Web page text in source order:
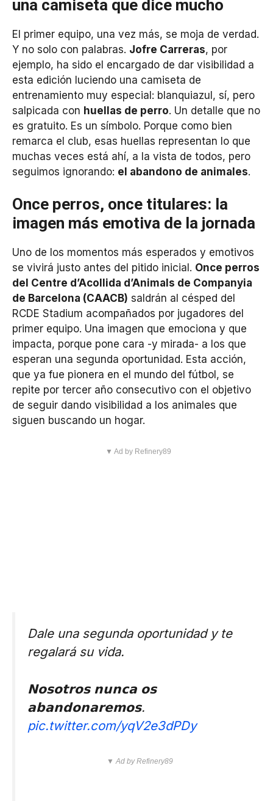
una camiseta que dice mucho
El primer equipo, una vez más, se moja de verdad.
Y no solo con palabras. Jofre Carreras, por
ejemplo, ha sido el encargado de dar visibilidad a
esta edición luciendo una camiseta de
entrenamiento muy especial: blanquiazul, sí, pero
salpicada con huellas de perro. Un detalle que no
es gratuito. Es un símbolo. Porque como bien
remarca el club, esas huellas representan lo que
muchas veces está ahí, a la vista de todos, pero
seguimos ignorando: el abandono de animales.
Once perros, once titulares: la
imagen más emotiva de la jornada
Uno de los momentos más esperados y emotivos
se vivirá justo antes del pitido inicial. Once perros
del Centre d’Acollida d’Animals de Companyia
de Barcelona (CAACB) saldrán al césped del
RCDE Stadium acompañados por jugadores del
primer equipo. Una imagen que emociona y que
impacta, porque pone cara -y mirada- a los que
esperan una segunda oportunidad. Esta acción,
que ya fue pionera en el mundo del fútbol, se
repite por tercer año consecutivo con el objetivo
de seguir dando visibilidad a los animales que
siguen buscando un hogar.
▼ Ad by Refinery89
Dale una segunda oportunidad y te
regalará su vida.
𝗡𝗼𝘀𝗼𝘁𝗿𝗼𝘀 𝗻𝘂𝗻𝗰𝗮 𝗼𝘀
𝗮𝗯𝗮𝗻𝗱𝗼𝗻𝗮𝗿𝗲𝗺𝗼𝘀.
pic.twitter.com/yqV2e3dPDy
▼ Ad by Refinery89